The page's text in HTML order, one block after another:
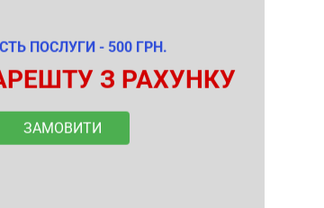
ПОСЛУГИ - 500 ГРН.
З РАХУНКУ
ЗАМОВИТИ